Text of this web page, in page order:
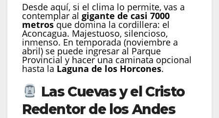
Desde aquí, si el clima lo permite, vas a
contemplar al gigante de casi 7000
metrosque domina la cordillera: el
Aconcagua. Majestuoso, silencioso,
inmenso. En temporada (noviembre a
abril) se puede ingresar al Parque
Provincial y hacer una caminata opcional
hasta la Laguna de los Horcones.
Las Cuevas y el Cristo
Redentor de los Andes